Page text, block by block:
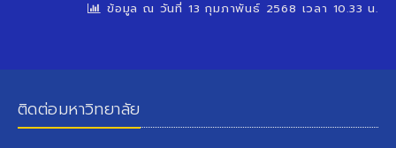
ข้อมูล ณ วันที่ 13 กุมภาพันธ์ 2568 เวลา 10.33 น.
ติดต่อมหาวิทยาลัย